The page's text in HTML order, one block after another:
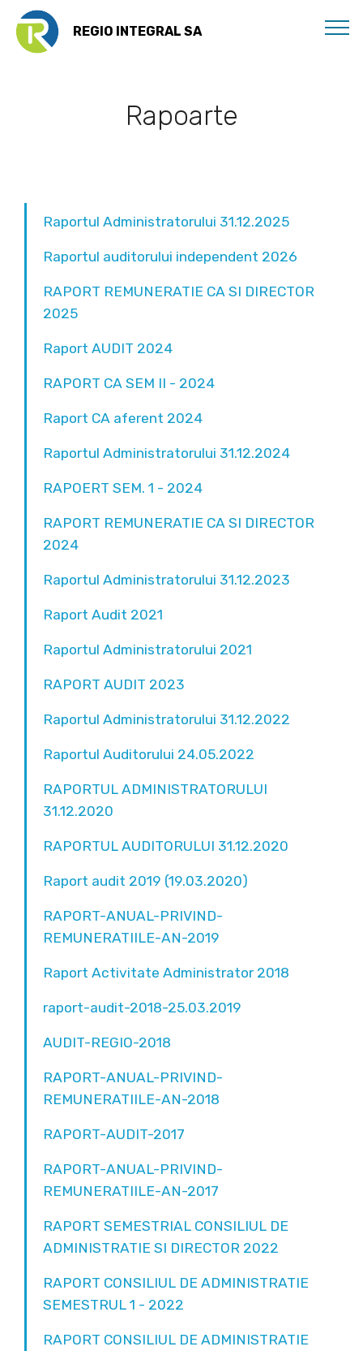
REGIO INTEGRAL SA
Rapoarte
Raportul Administratorului 31.12.2025
Raportul auditorului independent 2026
RAPORT REMUNERATIE CA SI DIRECTOR
2025
Raport AUDIT 2024
RAPORT CA SEM II - 2024
Raport CA aferent 2024
Raportul Administratorului 31.12.2024
RAPOERT SEM. 1 - 2024
RAPORT REMUNERATIE CA SI DIRECTOR
2024
Raportul Administratorului 31.12.2023
Raport Audit 2021
Raportul Administratorului 2021
RAPORT AUDIT 2023
Raportul Administratorului 31.12.2022
Raportul Auditorului 24.05.2022
RAPORTUL ADMINISTRATORULUI
31.12.2020
RAPORTUL AUDITORULUI 31.12.2020
Raport audit 2019 (19.03.2020)
RAPORT-ANUAL-PRIVIND-
REMUNERATIILE-AN-2019
Raport Activitate Administrator 2018
raport-audit-2018-25.03.2019
AUDIT-REGIO-2018
RAPORT-ANUAL-PRIVIND-
REMUNERATIILE-AN-2018
RAPORT-AUDIT-2017
RAPORT-ANUAL-PRIVIND-
REMUNERATIILE-AN-2017
RAPORT SEMESTRIAL CONSILIUL DE
ADMINISTRATIE SI DIRECTOR 2022
RAPORT CONSILIUL DE ADMINISTRATIE
SEMESTRUL 1 - 2022
RAPORT CONSILIUL DE ADMINISTRATIE